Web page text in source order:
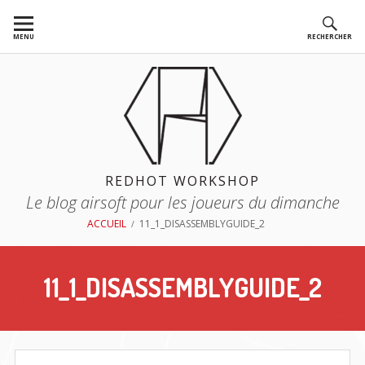
auMENU RECHERCHER
REDHOT WORKSHOP
Le blog airsoft pour les joueurs du dimanche
ACCUEIL 11_1_DISASSEMBLYGUIDE_2
11_1_DISASSEMBLYGUIDE_2